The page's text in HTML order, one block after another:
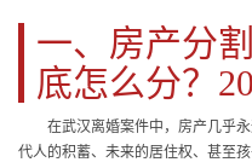
一、房产分
底怎么分？
在武汉离婚案件中，房产几乎
代人的积蓄、未来的居住权、甚至